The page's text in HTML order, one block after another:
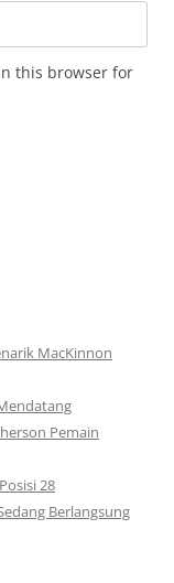
this browser for
MacKinnon
Pemain
28
Berlangsung